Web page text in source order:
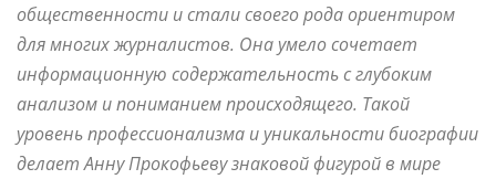
общественности и стали своего рода ориентиром
для многих журналистов. Она умело сочетает
информационную содержательность с глубоким
анализом и пониманием происходящего. Такой
уровень профессионализма и уникальности биографии
делает Анну Прокофьеву знаковой фигурой в мире